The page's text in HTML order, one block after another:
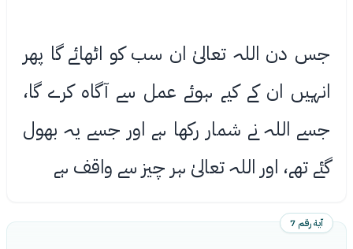
جس دن اللہ تعالیٰ ان سب کو اٹھائے گا پھر
انہیں ان کے کیے ہوئے عمل سے آگاه کرے گا،
جسے اللہ نے شمار رکھا ہے اور جسے یہ بھول
گئے تھے، اور اللہ تعالیٰ ہر چیز سے واقف ہے
آية رقم 7